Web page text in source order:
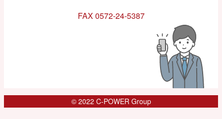
FAX 0572-24-5387
© 2022 C-POWER Group